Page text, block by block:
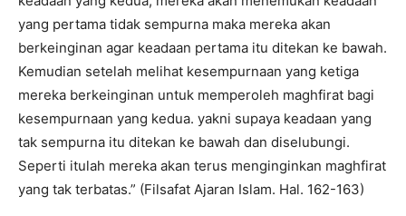
yang pertama tidak sempurna maka mereka akan
berkeinginan agar keadaan pertama itu ditekan ke bawah.
Kemudian setelah melihat kesempurnaan yang ketiga
mereka berkeinginan untuk memperoleh maghfirat bagi
kesempurnaan yang kedua. yakni supaya keadaan yang
tak sempurna itu ditekan ke bawah dan diselubungi.
Seperti itulah mereka akan terus menginginkan maghfirat
yang tak terbatas.” (Filsafat Ajaran Islam. Hal. 162-163)